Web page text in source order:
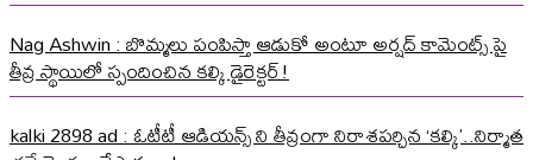
Nag Ashwin : బొమ్మలు పంపిస్తా ఆడుకో అంటూ అర్షద్ కామెంట్స్ పై
తీవ్ర స్థాయిలో స్పందించిన కల్కి డైరెక్టర్!
kalki 2898 ad : ఓటీటీ ఆడియన్స్ ని తీవ్రంగా నిరాశపర్చిన ‘కల్కి’..నిర్మాత